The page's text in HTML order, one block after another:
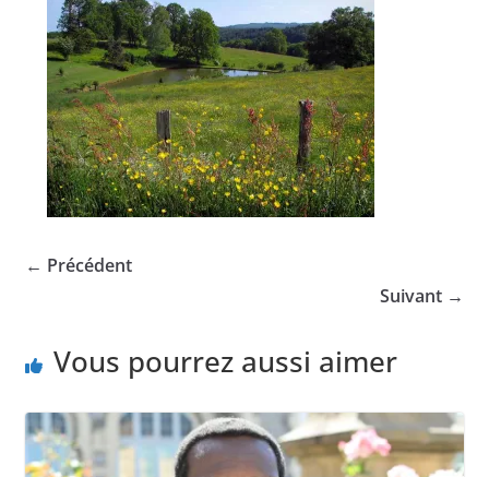
← Précédent
Suivant →
Vous pourrez aussi aimer